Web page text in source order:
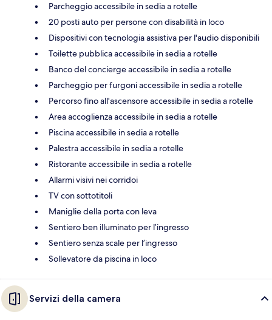
Parcheggio accessibile in sedia a rotelle
20 posti auto per persone con disabilità in loco
Dispositivi con tecnologia assistiva per l'audio disponibili
Toilette pubblica accessibile in sedia a rotelle
Banco del concierge accessibile in sedia a rotelle
Parcheggio per furgoni accessibile in sedia a rotelle
Percorso fino all'ascensore accessibile in sedia a rotelle
Area accoglienza accessibile in sedia a rotelle
Piscina accessibile in sedia a rotelle
Palestra accessibile in sedia a rotelle
Ristorante accessibile in sedia a rotelle
Allarmi visivi nei corridoi
TV con sottotitoli
Maniglie della porta con leva
Sentiero ben illuminato per l’ingresso
Sentiero senza scale per l’ingresso
Sollevatore da piscina in loco
Servizi della camera